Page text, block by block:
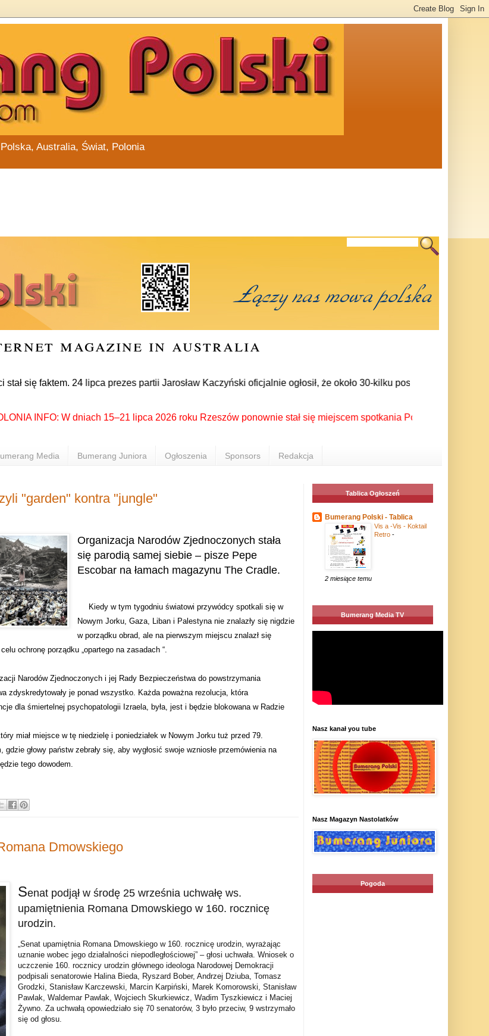
Australia, Świat, Polonia
magazine in australia
się faktem. 24 lipca prezes partii Jarosław Kaczyński oficjalnie ogłosił, że około 30-kilku posłów
INFO: W dniach 15–21 lipca 2026 roku Rzeszów ponownie stał się miejscem spotkania Polonii z całego
Media Bumerang Juniora Ogłoszenia Sponsors Redakcja
"garden" kontra "jungle"
Organizacja Narodów Zjednoczonych stała
się parodią samej siebie – pisze Pepe
Escobar na łamach magazynu The Cradle.
Kiedy w tym tygodniu światowi przywódcy spotkali się w
Nowym Jorku, Gaza, Liban i Palestyna nie znalazły się nigdzie
w porządku obrad, ale na pierwszym miejscu znalazł się
ochronę porządku „opartego na zasadach “.
Narodów Zjednoczonych i jej Rady Bezpieczeństwa do powstrzymania
zdyskredytowały je ponad wszystko. Każda poważna rezolucja, która
dla śmiertelnej psychopatologii Izraela, była, jest i będzie blokowana w Radzie
miał miejsce w tę niedzielę i poniedziałek w Nowym Jorku tuż przed 79.
głowy państw zebrały się, aby wygłosić swoje wzniosłe przemówienia na
tego dowodem.
Dmowskiego
Senat podjął w środę 25 września uchwałę ws.
upamiętnienia Romana Dmowskiego w 160. rocznicę
urodzin.
„Senat upamiętnia Romana Dmowskiego w 160. rocznicę urodzin, wyrażając
uznanie wobec jego działalności niepodległościowej” – głosi uchwała. Wniosek o
uczczenie 160. rocznicy urodzin głównego ideologa Narodowej Demokracji
podpisali senatorowie Halina Bieda, Ryszard Bober, Andrzej Dziuba, Tomasz
Grodzki, Stanisław Karczewski, Marcin Karpiński, Marek Komorowski, Stanisław
Pawlak, Waldemar Pawlak, Wojciech Skurkiewicz, Wadim Tyszkiewicz i Maciej
Żywno. Za uchwałą opowiedziało się 70 senatorów, 3 było przeciw, 9 wstrzymało
się od głosu.
Tablica Ogłoszeń
Bumerang Polski - Tablica
Vis a -Vis - Koktail
Retro -
2 miesiące temu
Bumerang Media TV
Nasz kanał you tube
Nasz Magazyn Nastolatków
Pogoda